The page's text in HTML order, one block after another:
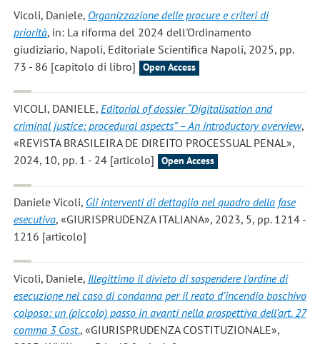
Vicoli, Daniele, Organizzazione delle procure e criteri di
priorità, in: La riforma del 2024 dell'Ordinamento
giudiziario, Napoli, Editoriale Scientifica Napoli, 2025, pp.
73 - 86 [capitolo di libro]
Open Access
VICOLI, DANIELE, Editorial of dossier “Digitalisation and
criminal justice: procedural aspects” – An introductory overview,
«REVISTA BRASILEIRA DE DIREITO PROCESSUAL PENAL»,
2024, 10, pp. 1 - 24 [articolo]
Open Access
Daniele Vicoli, Gli interventi di dettaglio nel quadro della fase
esecutiva, «GIURISPRUDENZA ITALIANA», 2023, 5, pp. 1214 -
1216 [articolo]
Vicoli, Daniele, Illegittimo il divieto di sospendere l’ordine di
esecuzione nel caso di condanna per il reato d’incendio boschivo
colposo: un (piccolo) passo in avanti nella prospettiva dell’art. 27
comma 3 Cost., «GIURISPRUDENZA COSTITUZIONALE»,